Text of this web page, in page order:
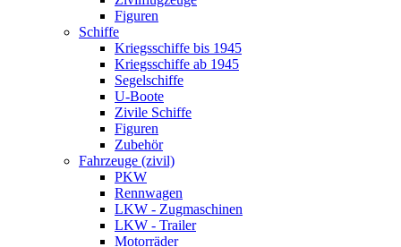
Figuren
Schiffe
Kriegsschiffe bis 1945
Kriegsschiffe ab 1945
Segelschiffe
U-Boote
Zivile Schiffe
Figuren
Zubehör
Fahrzeuge (zivil)
PKW
Rennwagen
LKW - Zugmaschinen
LKW - Trailer
Motorräder